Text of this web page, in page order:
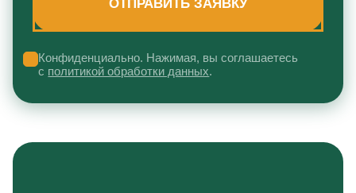
Конфиденциально. Нажимая, вы соглашаетесь
с политикой обработки данных.